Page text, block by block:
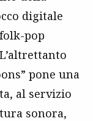
digitale
pop
pone una
al servizio
sonora,